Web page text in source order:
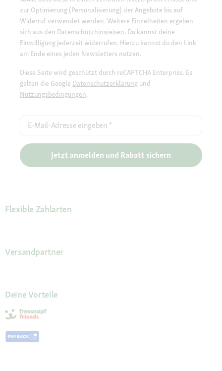
zur Optimierung (Personalisierung) der Angebote bis auf
Widerruf verwendet werden. Weitere Einzelheiten ergeben
sich aus den Datenschutzhinweisen. Du kannst deine
Einwilligung jederzeit widerrufen. Hierzu kannst du den Link
am Ende eines jeden Newsletters nutzen.
Diese Seite wird geschützt durch reCAPTCHA Enterprise. Es
gelten die Google Datenschutzerklärung und
Nutzungsbedingungen.
E-Mail-Adresse eingeben *
Jetzt anmelden und Rabatt sichern
Flexible Zahlarten
Versandpartner
Deine Vorteile